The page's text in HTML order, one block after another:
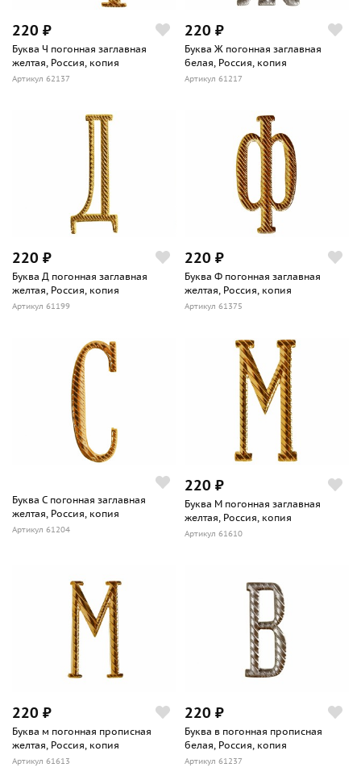
220 ₽
Буква Ч погонная заглавная
желтая, Россия, копия
Артикул 62137
220 ₽
Буква Ж погонная заглавная
белая, Россия, копия
Артикул 61217
220 ₽
Буква Д погонная заглавная
желтая, Россия, копия
Артикул 61199
220 ₽
Буква Ф погонная заглавная
желтая, Россия, копия
Артикул 61375
Буква С погонная заглавная
желтая, Россия, копия
Артикул 61204
220 ₽
Буква М погонная заглавная
желтая, Россия, копия
Артикул 61610
220 ₽
Буква м погонная прописная
желтая, Россия, копия
Артикул 61613
220 ₽
Буква в погонная прописная
белая, Россия, копия
Артикул 61237